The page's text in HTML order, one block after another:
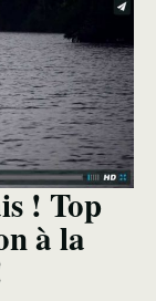
! Top
à la